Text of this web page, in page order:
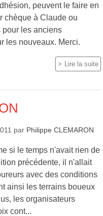
peuvent le faire en
chèque à Claude ou
pour les anciens
les nouveaux. Merci.
Lire la suite
par Philippe CLEMARON
si le temps n'avait rien de
précédente, il n'allait
avec des conditions
ainsi les terrains boueux
les organisateurs
cont...